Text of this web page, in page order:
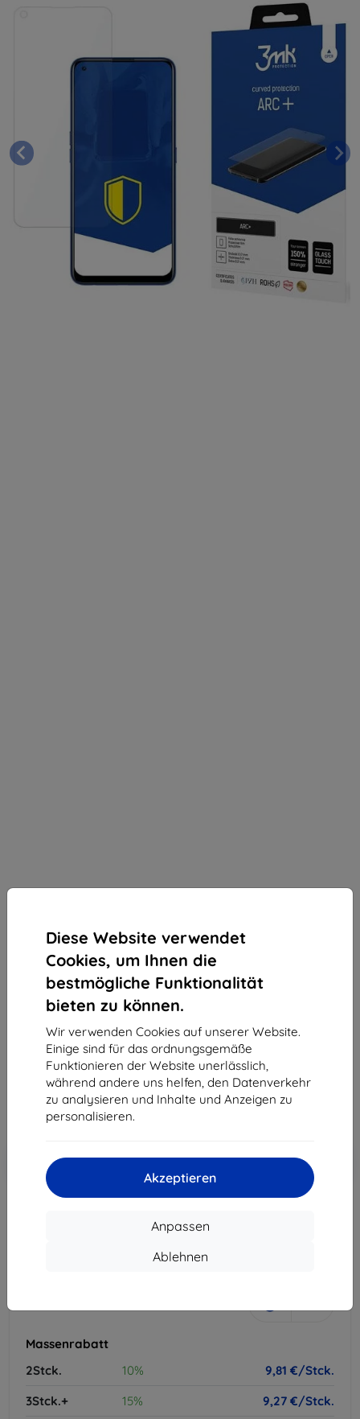
Diese Website verwendet
Cookies, um Ihnen die
bestmögliche Funktionalität
bieten zu können.
Wir verwenden Cookies auf unserer Website.
Einige sind für das ordnungsgemäße
Funktionieren der Website unerlässlich,
während andere uns helfen, den Datenverkehr
zu analysieren und Inhalte und Anzeigen zu
personalisieren.
Akzeptieren
Anpassen
Ablehnen
Schutzfolie 3MK Foil ARC SE Realme 7 Foil
FullScreen
Geeignet für: Realme 7
Produktbeschreibung
10,90 €
9,81 €
ohne MWSt8,24 €
-10%
Rabatt mit Gutschein
Warenkorb
Massenrabatt
2Stck.
10%
9,81 €/Stck.
3Stck.+
15% 9,27 €/Stck.